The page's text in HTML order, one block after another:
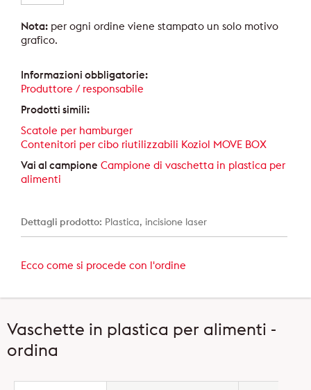
Nota: per ogni ordine viene stampato un solo motivo
grafico.
Informazioni obbligatorie:
Produttore / responsabile
Prodotti simili:
Scatole per hamburger
Contenitori per cibo riutilizzabili Koziol MOVE BOX
Vai al campione Campione di vaschetta in plastica per
alimenti
Dettagli prodotto: Plastica, incisione laser
Ecco come si procede con l'ordine
Vaschette in plastica per alimenti -
ordina